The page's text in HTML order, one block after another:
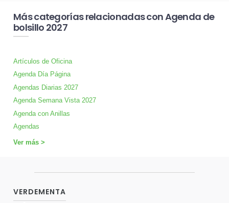
Más categorías relacionadas con Agenda de
bolsillo 2027
Artículos de Oficina
Agenda Día Página
Agendas Diarias 2027
Agenda Semana Vista 2027
Agenda con Anillas
Agendas
Ver más >
VERDEMENTA